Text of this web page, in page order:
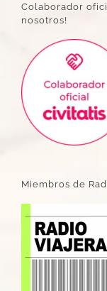
Colaborador
nosotros!
Miembros de